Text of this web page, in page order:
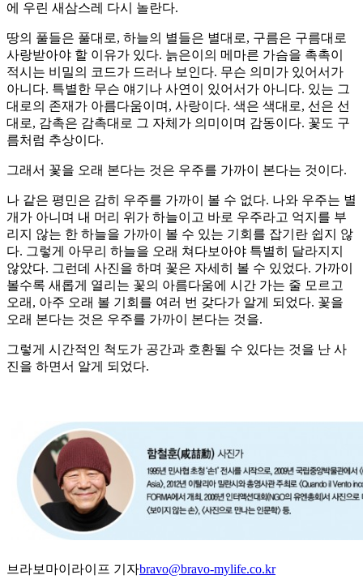
에 우린 새삼스레 다시 놀란다.
땅의 풀들은 풀대로, 하늘의 별들은 별대로, 구름은 구름대로
사랑받아야 할 이유가 있다. 늙은이의 메마른 가슴을 촉촉이
적시는 비밀의 코드가 드러나 보인다. 무슨 의미가 있어서가
아니다. 특별한 무슨 얘기나 사연이 있어서가 아니다. 있는 그
대로의 존재가 아름다움이며, 사랑이다. 색은 색대로, 선은 선
대로, 감촉은 감촉대로 그 자체가 의미이며 감동이다. 꽃도 구
름처럼 추상이다.
그래서 꽃을 오래 본다는 것은 우주를 가까이 본다는 것이다.
나 같은 평민은 감히 우주를 가까이 볼 수 없다. 나와 우주는 별
개가 아니며 내 머리 위가 하늘이고 바로 우주라고 억지를 부
리지 않는 한 하늘을 가까이 볼 수 있는 기회를 잡기란 쉽지 않
다. 그렇게 아무리 하늘을 오래 쳐다보아야 특별히 달라지지
않았다. 그런데 사진을 하며 꽃은 자세히 볼 수 있었다. 가까이
볼수록 새롭게 열리는 꽃의 아름다움에 시간 가는 줄 모르고
오래, 아주 오래 볼 기회를 여러 번 갖다가 알게 되었다. 꽃을
오래 본다는 것은 우주를 가까이 본다는 것을.
그렇게 시간적인 척도가 공간과 호환될 수 있다는 것을 난 사
진을 하면서 알게 되었다.
브라보마이라이프 기자bravo@bravo-mylife.co.kr